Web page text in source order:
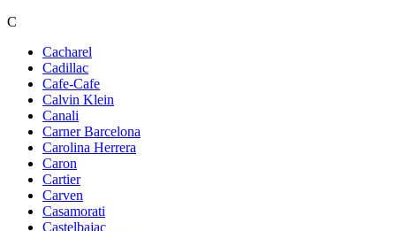
C
Cacharel
Cadillac
Cafe-Cafe
Calvin Klein
Canali
Carner Barcelona
Carolina Herrera
Caron
Cartier
Carven
Casamorati
Castelbajac